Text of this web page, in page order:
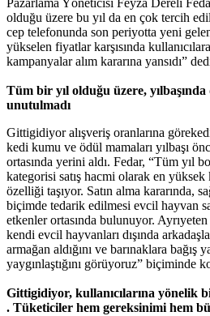
Pazarlama Yöneticisi Feyza Dereli
olduğu üzere bu yıl da en çok tercih
cep telefonunda son periyotta yeni
yükselen fiyatlar karşısında
kampanyalar alım kararına yansıdı”
Tüm bir yıl olduğu üzere,
unutulmadı
Gittigidiyor alışveriş oranlarına
kedi kumu ve ödül mamaları yılbaşı
ortasında yerini aldı. Fedar, “Tüm yıl
kategorisi satış hacmi olarak en
özelliği taşıyor. Satın alma kararında,
biçimde tedarik edilmesi evcil hayvan
etkenler ortasında bulunuyor.
kendi evcil hayvanları dışında
armağan aldığını ve barınaklara bağış
yaygınlaştığını görüyoruz” biçiminde
Gittigidiyor, kullanıcılarına yönelik
. Tüketiciler hem gereksinimi hem